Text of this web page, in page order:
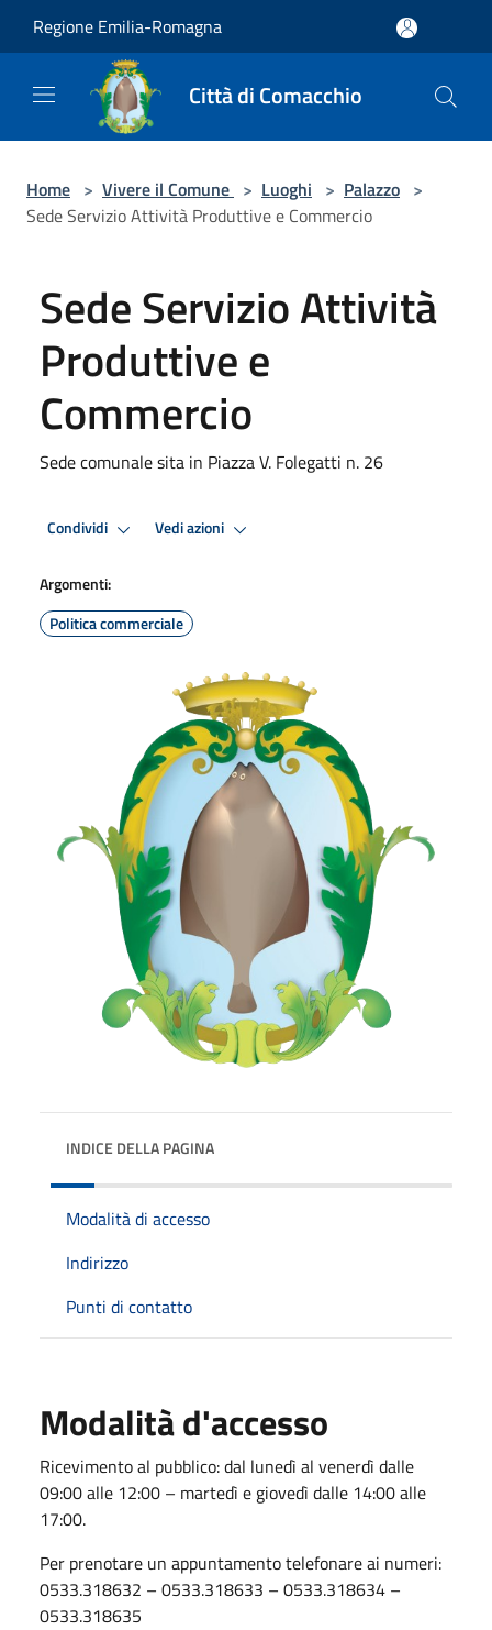
Regione Emilia-Romagna
Città di Comacchio
Home > Vivere il Comune > Luoghi > Palazzo >
Sede Servizio Attività Produttive e Commercio
Sede Servizio Attività
Produttive e
Commercio
Sede comunale sita in Piazza V. Folegatti n. 26
Condividi Vedi azioni
Argomenti:
Politica commerciale
INDICE DELLA PAGINA
Modalità di accesso
Indirizzo
Punti di contatto
Modalità d'accesso
Ricevimento al pubblico: dal lunedì al venerdì dalle
09:00 alle 12:00 – martedì e giovedì dalle 14:00 alle
17:00.
Per prenotare un appuntamento telefonare ai numeri:
0533.318632 – 0533.318633 – 0533.318634 –
0533.318635